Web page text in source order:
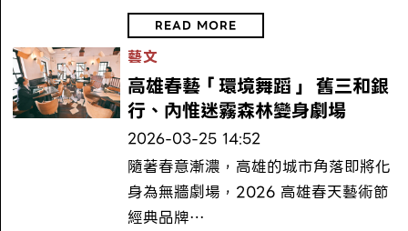
READ MORE
藝文
高雄春藝「環境舞蹈」 舊三和銀
行、內惟迷霧森林變身劇場
2026-03-25 14:52
隨著春意漸濃，高雄的城市角落即將化
身為無牆劇場，2026 高雄春天藝術節
經典品牌…